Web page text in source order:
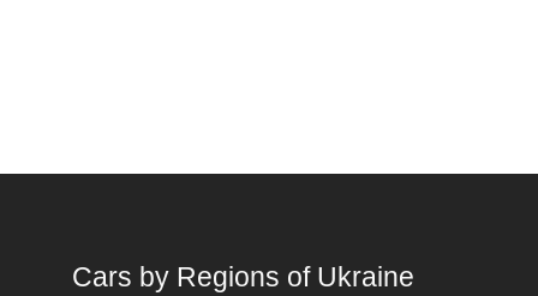
Cars by Regions of Ukraine